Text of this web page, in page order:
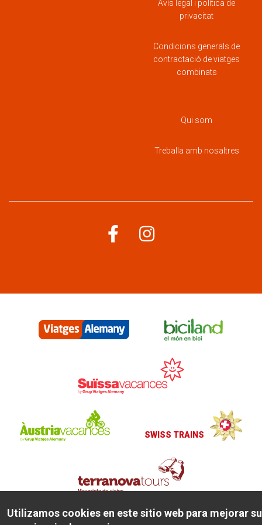
Avís legal i política de
privacitat
Condicions generals de
contractació de viatges
combinats
Qui som
Treballa amb nosaltres
Menú
SWISS TRAINS
Utilizamos cookies en este sitio web para mejorar su